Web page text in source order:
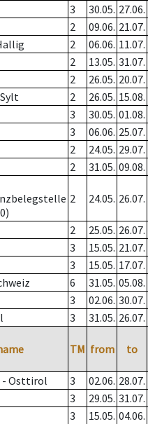
3 30.05. 27.06.
2 09.06. 21.07.
2 06.06. 11.07.
2 13.05. 31.07.
2 26.05. 20.07.
2 26.05. 15.08.
3 30.05. 01.08.
3 06.06. 25.07.
2 24.05. 29.07.
2 31.05. 09.08.
2 24.05. 26.07.
2 25.05. 26.07.
3 15.05. 21.07.
3 15.05. 17.07.
6 31.05. 05.08.
3 02.06. 30.07.
3 31.05. 26.07.
TM from to
Osttirol 3 02.06. 28.07.
3 29.05. 31.07.
3 15.05. 04.06.